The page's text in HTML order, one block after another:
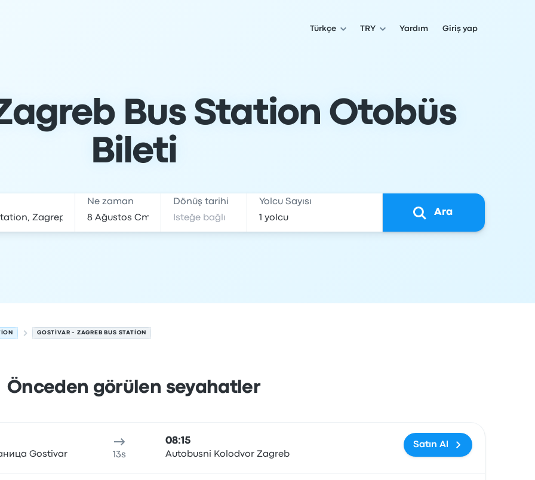
Türkçe TRY Yardım Giriş yap
Bus Station Otobüs
Bileti
Ne zaman Dönüş tarihi Yolcu Sayısı
Ara
GOSTIVAR - ZAGREB BUS STATION
Önceden görülen seyahatler
Gostivar 13s
08:15
Autobusni Kolodvor Zagreb
Satın Al